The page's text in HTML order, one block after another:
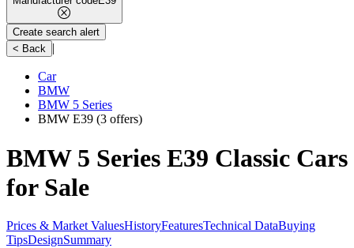
Create search alert
< Back |
Car
BMW
BMW 5 Series
BMW E39 (3 offers)
BMW 5 Series E39 Classic Cars
for Sale
Prices & Market ValuesHistoryFeaturesTechnical DataBuying
TipsDesignSummary